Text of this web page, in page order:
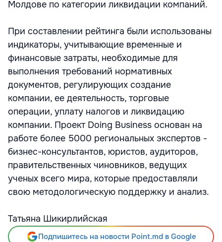
Молдове по категории ликвидации компаний.
При составлении рейтинга были использованы
индикаторы, учитывающие временные и
финансовые затраты, необходимые для
выполнения требований нормативных
документов, регулирующих создание
компании, ее деятельность, торговые
операции, уплату налогов и ликвидацию
компании. Проект Doing Business основан на
работе более 5000 региональных экспертов -
бизнес-консультантов, юристов, аудиторов,
правительственных чиновников, ведущих
ученых всего мира, которые предоставляли
свою методологическую поддержку и анализ.
Татьяна Шикирлийская
Подпишитесь на новости Point.md в Google